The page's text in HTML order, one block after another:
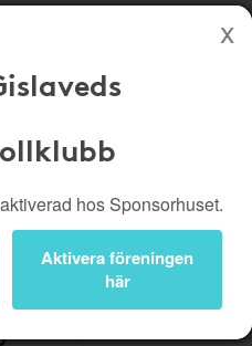
Gislaveds Volleybollklubb
Logga in
hos Sponsorhuset.
Aktivera föreningen
här